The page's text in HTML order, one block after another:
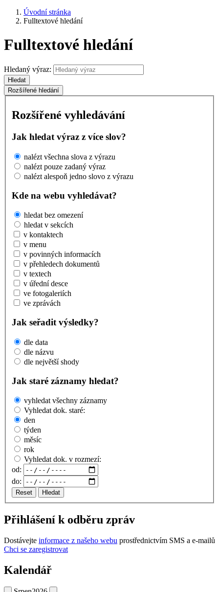
Úvodní stránka
Fulltextové hledání
Fulltextové hledání
Hledaný výraz:
Hledat
Rozšířené hledání
Rozšířené vyhledávání
Jak hledat výraz z více slov?
nalézt všechna slova z výrazu
nalézt pouze zadaný výraz
nalézt alespoň jedno slovo z výrazu
Kde na webu vyhledávat?
hledat bez omezení
hledat v sekcích
v kontaktech
v menu
v povinných informacích
v přehledech dokumentů
v textech
v úřední desce
ve fotogaleriích
ve zprávách
Jak seřadit výsledky?
dle data
dle názvu
dle největší shody
Jak staré záznamy hledat?
vyhledat všechny záznamy
Vyhledat dok. staré:
den
týden
měsíc
rok
Vyhledat dok. v rozmezí:
od:
do:
Reset Hledat
Přihlášení k odběru zpráv
Dostávejte informace z našeho webu prostřednictvím SMS a e-mailů
Chci se zaregistrovat
Kalendář